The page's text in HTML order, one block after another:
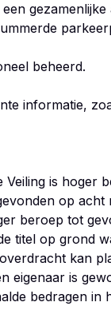
beheerd.
informatie,
Veiling is hoger
op
beroep tot
titel op grond
kan
eigenaar is
bedragen in